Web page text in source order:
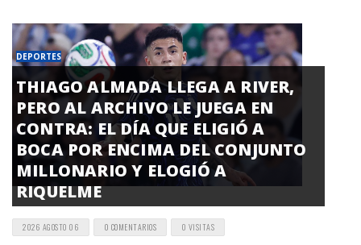
DEPORTES
THIAGO ALMADA LLEGA A RIVER,
PERO AL ARCHIVO LE JUEGA EN
CONTRA: EL DÍA QUE ELIGIÓ A
BOCA POR ENCIMA DEL CONJUNTO
MILLONARIO Y ELOGIÓ A
RIQUELME
2026 AGOSTO 06 0 COMENTARIOS 0 VISITAS